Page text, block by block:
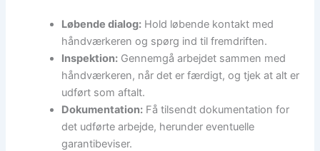
Løbende dialog: Hold løbende kontakt med
håndværkeren og spørg ind til fremdriften.
Inspektion: Gennemgå arbejdet sammen med
håndværkeren, når det er færdigt, og tjek at alt er
udført som aftalt.
Dokumentation: Få tilsendt dokumentation for
det udførte arbejde, herunder eventuelle
garantibeviser.